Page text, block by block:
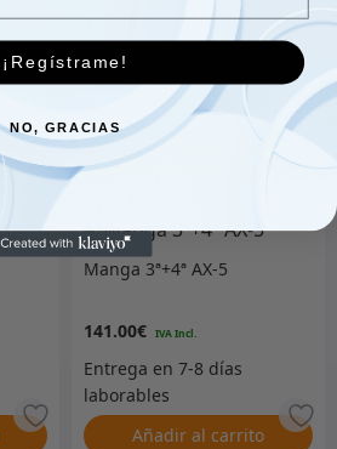
174.00€
Añadir al carrito
Manga 3ª+4ª AX-5
141.00€
Añadir al carrito
¡Regístrame!
NO, GRACIAS